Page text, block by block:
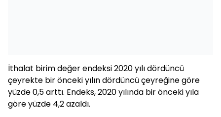
İthalat birim değer endeksi 2020 yılı dördüncü
çeyrekte bir önceki yılın dördüncü çeyreğine göre
yüzde 0,5 arttı. Endeks, 2020 yılında bir önceki yıla
göre yüzde 4,2 azaldı.